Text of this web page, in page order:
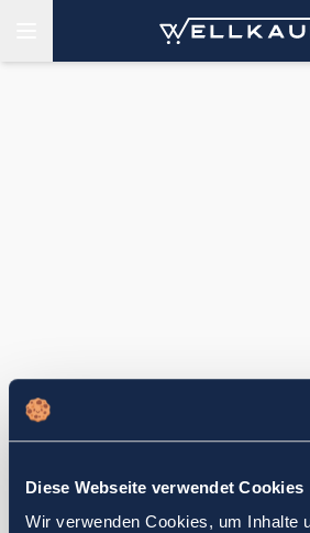
Diese Webseite verwendet Cookies
Wir verwenden Cookies, um Inhalte